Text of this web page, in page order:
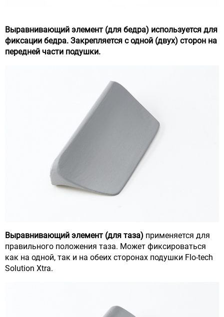
Выравнивающий элемент (для бедра) используется для
фиксации бедра. Закрепляется с одной (двух) сторон на
передней части подушки.
Выравнивающий элемент (для таза) применяется для
правильного положения таза. Может фиксироваться
как на одной, так и на обеих сторонах подушки Flo-tech
Solution Xtra.